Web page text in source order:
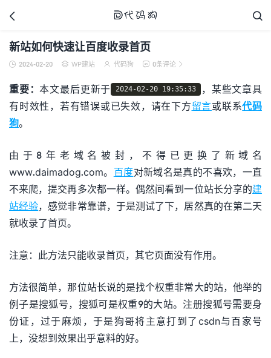

代码狗
 
新站如何快速让百度收录首页
 2024-02-20  WP建站  代码狗  0条评论 
重要：本文最后更新于 2024-02-20 19:35:33
，某些文章具
有时效性，若有错误或已失效，请在下方留言或联系代码
狗。
由于8年老域名被封，不得已更换了新域名
www.daimadog.com。 百度对新域名是真的不喜欢，一直
不来爬，提交再多次都一样。偶然间看到一位站长分享的建
站经验，感觉非常靠谱，于是测试了下，居然真的在第二天
就收录了首页。
注意：此方法只能收录首页，其它页面没有作用。
方法很简单，那位站长说的是找个权重非常大的站，他举的
例子是搜狐号，搜狐可是权重9的大站。注册搜狐号需要身
份证，过于麻烦，于是狗哥将主意打到了csdn与百家号
上，没想到效果出乎意料的好。